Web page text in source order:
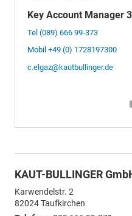
Key Account Manager
Tel (089) 666 99-373
Mobil +49 (0) 1728197300
c.elgaz@kautbullinger.de
KAUT-BULLINGER
Karwendelstr. 2
82024Taufkirchen